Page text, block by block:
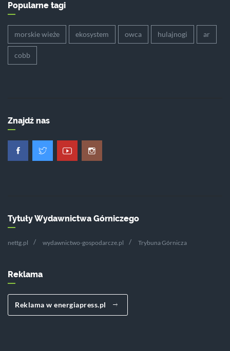
Popularne tagi
morskie wieże ekosystem owca hulajnogi ar
cobb
Znajdź nas
Tytuły Wydawnictwa Górniczego
nettg.pl wydawnictwo-gospodarcze.pl Trybuna Górnicza
Reklama
Reklama w energiapress.pl